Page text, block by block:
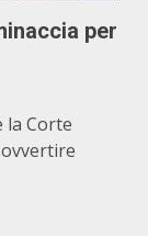
per
la Corte